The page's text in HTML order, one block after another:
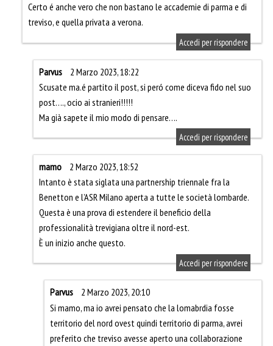
Certo é anche vero che non bastano le accademie di parma e di
treviso, e quella privata a verona.
Accedi per rispondere
Parvus
2 Marzo 2023, 18:22
Scusate ma.é partito il post, si peró come diceva fido nel suo
post…., ocio ai stranieri!!!!!
Ma già sapete il mio modo di pensare….
Accedi per rispondere
mamo
2 Marzo 2023, 18:52
Intanto è stata siglata una partnership triennale fra la
Benetton e l’ASR Milano aperta a tutte le società lombarde.
Questa è una prova di estendere il beneficio della
professionalità trevigiana oltre il nord-est.
È un inizio anche questo.
Accedi per rispondere
Parvus
2 Marzo 2023, 20:10
Si mamo, ma io avrei pensato che la lomabrdia fosse
territorio del nord ovest quindi territorio di parma, avrei
preferito che treviso avesse aperto una collaborazione